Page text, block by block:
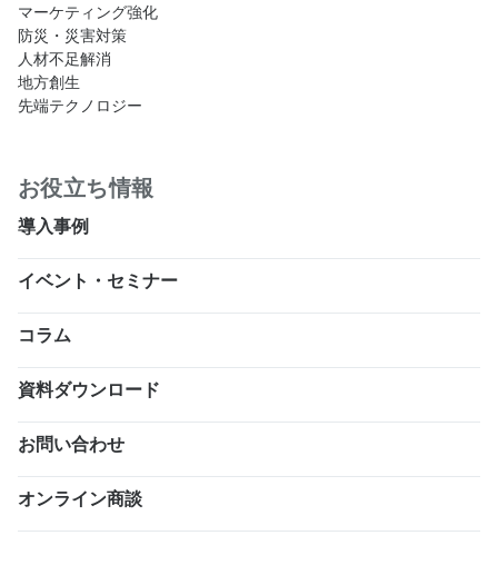
マーケティング強化
防災・災害対策
人材不足解消
地方創生
先端テクノロジー
お役立ち情報
導入事例
イベント・セミナー
コラム
資料ダウンロード
お問い合わせ
オンライン商談